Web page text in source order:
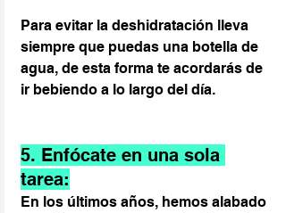
Para evitar la deshidratación lleva
siempre que puedas una botella de
agua, de esta forma te acordarás de
ir bebiendo a lo largo del día.
5. Enfócate en una sola
tarea:
En los últimos años, hemos alabado